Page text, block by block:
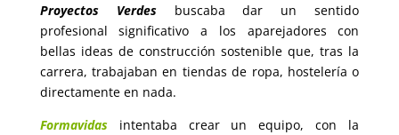
Proyectos Verdesbuscaba dar un sentido
profesional significativo a los aparejadores con
bellas ideas de construcción sostenible que, tras la
carrera, trabajaban en tiendas de ropa, hostelería o
directamente en nada.
Formavidasintentaba crear un equipo, con la